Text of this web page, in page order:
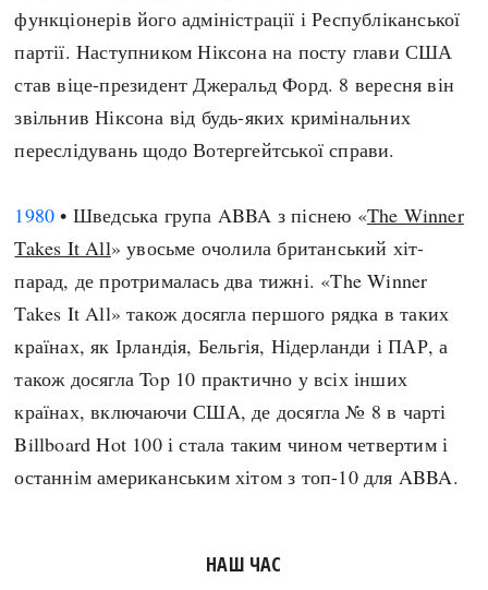
функціонерів його адміністрації і Республіканської
партії. Наступником Ніксона на посту глави США
став віце-президент Джеральд Форд. 8 вересня він
звільнив Ніксона від будь-яких кримінальних
переслідувань щодо Вотергейтської справи.
1980 • Шведська група ABBA з піснею «The Winner
Takes It All» увосьме очолила британський хіт-
парад, де протрималась два тижні. «The Winner
Takes It All» також досягла першого рядка в таких
країнах, як Ірландія, Бельгія, Нідерланди і ПАР, а
також досягла Top 10 практично у всіх інших
країнах, включаючи США, де досягла № 8 в чарті
Billboard Hot 100 і стала таким чином четвертим і
останнім американським хітом з топ-10 для ABBA.
НАШ ЧАС